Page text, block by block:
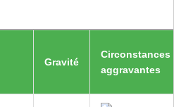
Gravité
Circonstances
aggravantes